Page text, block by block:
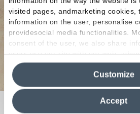
visited pages, andmarketing cookies,
information on the user, personalise
providesocial media functionalities.
consent of the user, we also share
users use our site with our web,
media analytics partners, who may
information in their possession. By
clicking on "Reject", it will be
the site after installing only technical
information see the
Cookie Policy
Accept
Customize
Si buscas el revestimiento